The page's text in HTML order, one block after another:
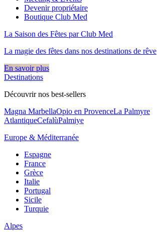
Devenir propriétaire
Boutique Club Med
La Saison des Fêtes par Club Med
La magie des fêtes dans nos destinations de rêve​
En savoir plus
Destinations
Découvrir nos best-sellers
Magna MarbellaOpio en ProvenceLa Palmyre
AtlantiqueCefalùPalmiye
Europe & Méditerranée
Espagne
France
Grèce
Italie
Portugal
Sicile
Turquie
Alpes